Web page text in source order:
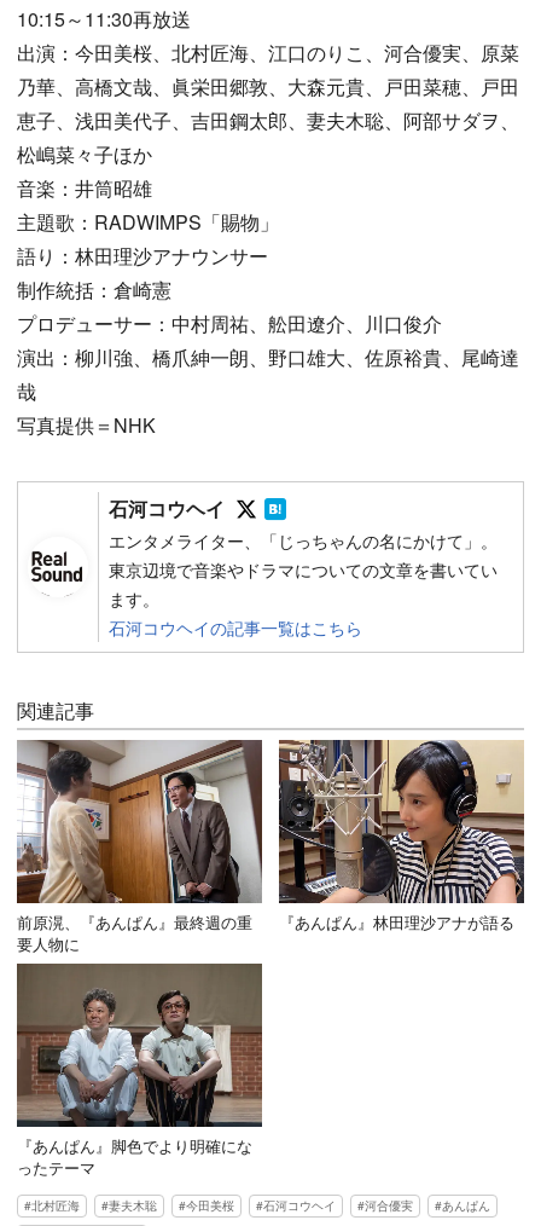
10:15～11:30再放送
出演：今田美桜、北村匠海、江口のりこ、河合優実、原菜
乃華、高橋文哉、眞栄田郷敦、大森元貴、戸田菜穂、戸田
恵子、浅田美代子、吉田鋼太郎、妻夫木聡、阿部サダヲ、
松嶋菜々子ほか
音楽：井筒昭雄
主題歌：RADWIMPS「賜物」
語り：林田理沙アナウンサー
制作統括：倉崎憲
プロデューサー：中村周祐、舩田遼介、川口俊介
演出：柳川強、橋爪紳一朗、野口雄大、佐原裕貴、尾崎達
哉
写真提供＝NHK
石河コウヘイ Follow on SNS
エンタメライター、「じっちゃんの名にかけて」。
東京辺境で音楽やドラマについての文章を書いてい
ます。
石河コウヘイの記事一覧はこちら
関連記事
前原滉、『あんぱん』最終週の重
要人物に
『あんぱん』林田理沙アナが語る
『あんぱん』脚色でより明確にな
ったテーマ
北村匠海 妻夫木聡 今田美桜 石河コウヘイ 河合優実
あんぱん